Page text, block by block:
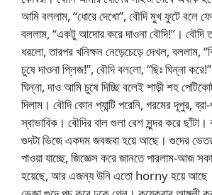
আমি বললাম, “ধোরে দেখো”, বৌদি মুখ ফুটে বলে
বললাম, “একটু আদোর করে দাওনা বৌদি!”। বৌদি
ধরলো, তারপর খনিক্ষন নেড়েচেড়ে দেখল, বললাম,
চুষে দাওনা প্লিজ!”, বৌদি বললো, “ছিঃ ঘিন্না
ঘিন্না, দাও আমি চুষে দিচ্ছি বলেই শাড়ী শহ
দিলাম। বৌদি কোন প্যান্টি পরেনি, গরমের দূপুর, ব্রা-
স্বাভাবিক। বৌদির বাল গুলা বেশ সুন্দর করে ছাঁটা।
গুদটা ভিজে একদম জবজবা হয়ে আছে। গুদের
পাওয়া যাচ্ছে, জিজ্ঞেস করে জানতে পারলাম-আজ
হয়েছে, আর এজন্য উনি এতো horny হয়ে আছে।